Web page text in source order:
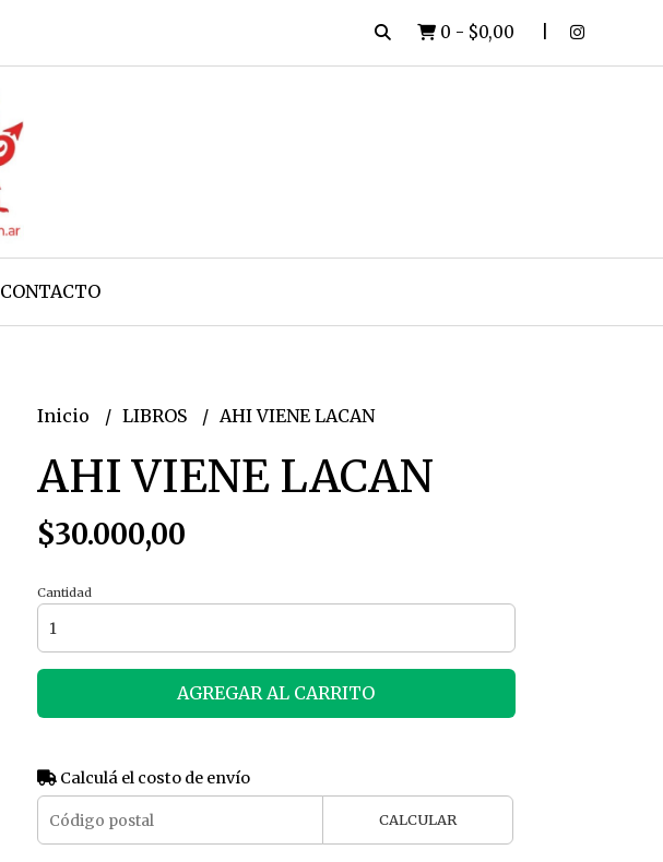
0 - $0,00
CONTACTO
Inicio LIBROS AHI VIENE LACAN
AHI VIENE LACAN
$30.000,00
Cantidad
AGREGAR AL CARRITO
Calculá el costo de envío
CALCULAR